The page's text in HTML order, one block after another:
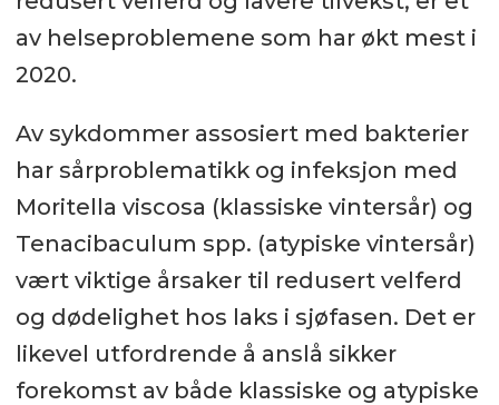
av helseproblemene som har økt mest i
2020.
Av sykdommer assosiert med bakterier
har sårproblematikk og infeksjon med
Moritella viscosa (klassiske vintersår) og
Tenacibaculum spp. (atypiske vintersår)
vært viktige årsaker til redusert velferd
og dødelighet hos laks i sjøfasen. Det er
likevel utfordrende å anslå sikker
forekomst av både klassiske og atypiske